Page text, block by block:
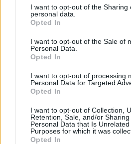
I want to opt-out of the Sharing
personal data.
Opted In
I want to opt-out of the Sale of
Personal Data.
Opted In
I want to opt-out of processing
Personal Data for Targeted
Opted In
I want to opt-out of Collection,
Retention, Sale, and/or
Personal Data that Is
Purposes for which it was
Opted In
E-izdevumu arhīvs
SKATĪT ŽURNĀLA ARHĪVU